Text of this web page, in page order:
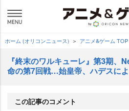
ホーム (オリコンニュース) アニメ&ゲーム TOP
『終末のワルキューレ』第3期、
命の第7回戦…始皇帝、ハデスに
この記事のコメント